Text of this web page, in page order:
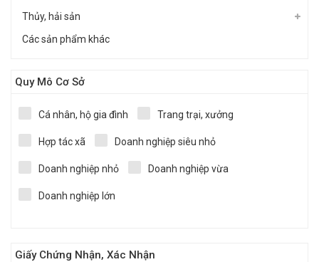
Thủy, hải sản
Các sản phẩm khác
Quy Mô Cơ Sở
Cá nhân, hộ gia đình Trang trại, xưởng
Hợp tác xã Doanh nghiệp siêu nhỏ
Doanh nghiệp nhỏ Doanh nghiệp vừa
Doanh nghiệp lớn
Giấy Chứng Nhận, Xác Nhận